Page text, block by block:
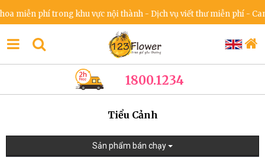
phí trong khu vực nội thành - Dịch vụ viết thư miễn phí - Cam
1800.1234
Tiểu Cảnh
Sản phẩm bán chạy